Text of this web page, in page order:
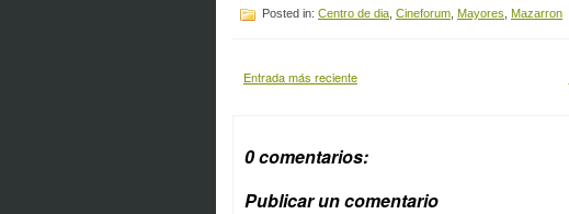
Posted in: Centro de dia Cineforum Mayores Mazarron
Entrada más reciente
0 comentarios:
Publicar un comentario